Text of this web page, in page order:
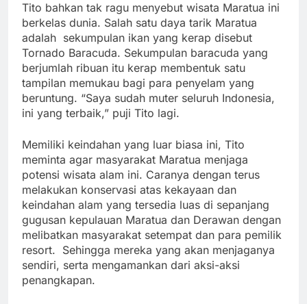
Tito bahkan tak ragu menyebut wisata Maratua ini
berkelas dunia. Salah satu daya tarik Maratua
adalah sekumpulan ikan yang kerap disebut
Tornado Baracuda. Sekumpulan baracuda yang
berjumlah ribuan itu kerap membentuk satu
tampilan memukau bagi para penyelam yang
beruntung. “Saya sudah muter seluruh Indonesia,
ini yang terbaik,” puji Tito lagi.
Memiliki keindahan yang luar biasa ini, Tito
meminta agar masyarakat Maratua menjaga
potensi wisata alam ini. Caranya dengan terus
melakukan konservasi atas kekayaan dan
keindahan alam yang tersedia luas di sepanjang
gugusan kepulauan Maratua dan Derawan dengan
melibatkan masyarakat setempat dan para pemilik
resort. Sehingga mereka yang akan menjaganya
sendiri, serta mengamankan dari aksi-aksi
penangkapan.